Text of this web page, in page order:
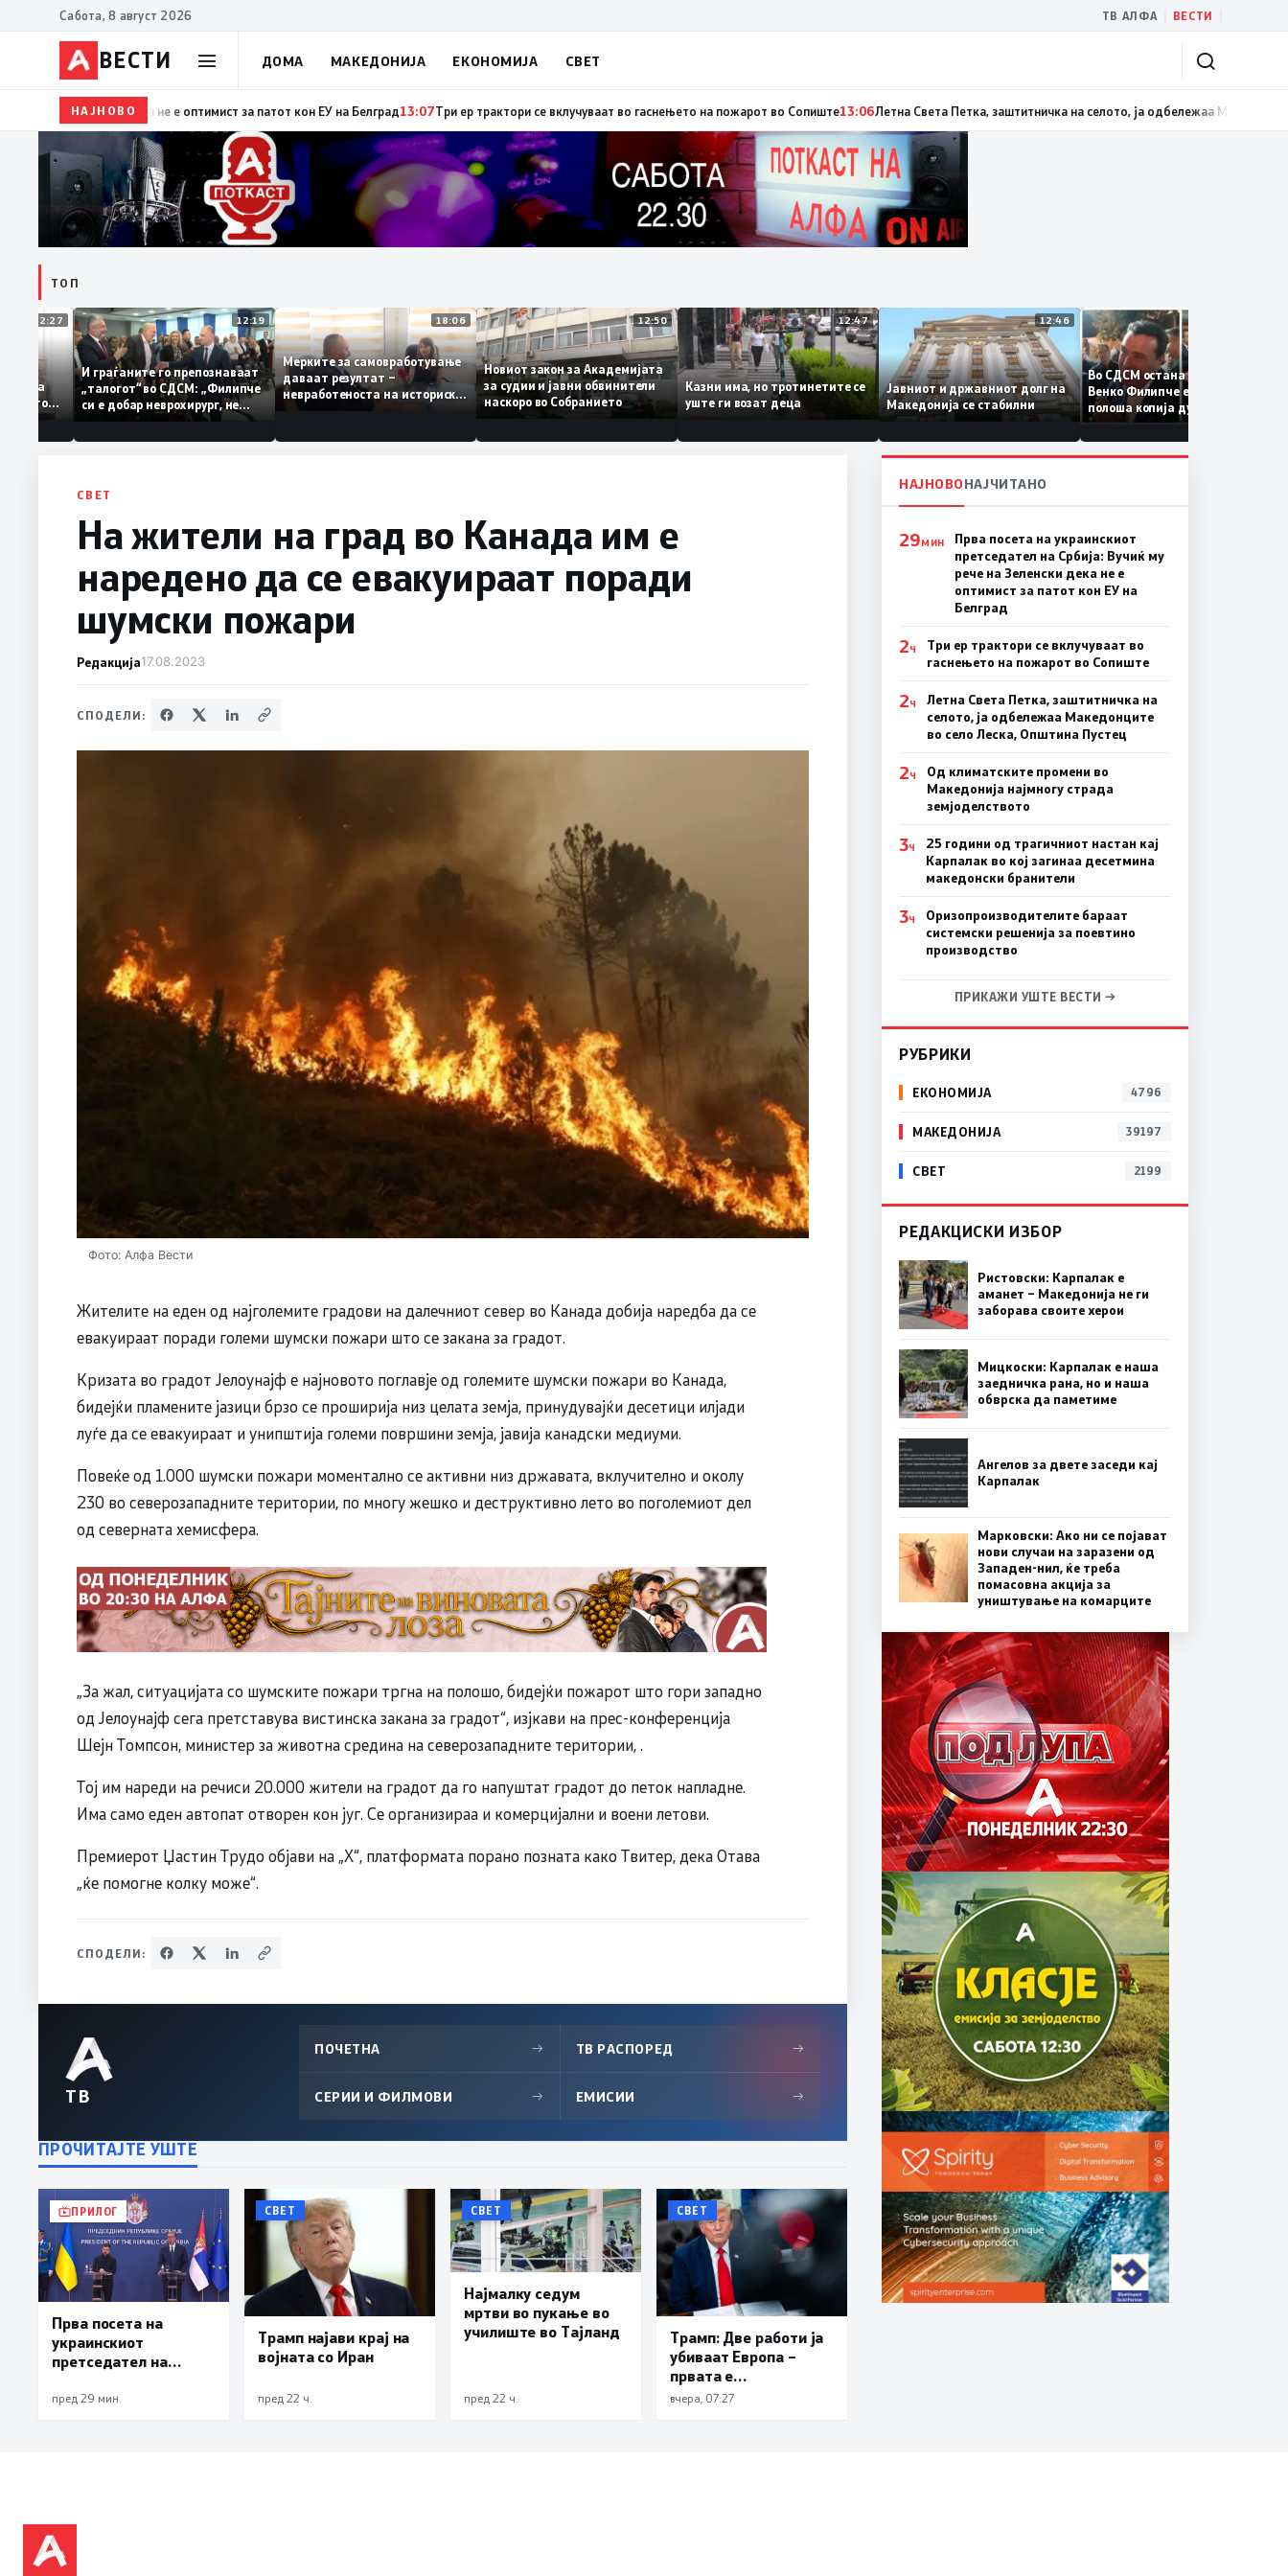
Сабота, 8 август 2026 ТВ АЛФА ВЕСТИ
ВЕСТИ ДОМА МАКЕДОНИЈА ЕКОНОМИЈА СВЕТ
НАЈНОВО15:29Прва посета на украинскиот претседател на Србија: Вучиќ му рече на Зеленски дека не е оптимист за патот кон ЕУ на Белград13:07Три ер трактори се вклучуваат во гаснењето на пожарот
ТОП
12:27
За
треба
12:19
И граѓаните го препознаваат
„талогот“ во СДСМ: „Филипче
си е добар неврохирург, не
треба се занимава со
18:06
Мерките за самовработување
даваат резултат –
невработеноста на историски
најниско ниво од 11,3%
12:50
Новиот закон за Академијата
за судии и јавни обвинители
наскоро во Собранието
12:47
Казни има, но тротинетите се
уште ги возат деца
12:46
Јавниот и државниот долг на
Македонија се стабилни
Во СДСМ остана само
Венко Филипче е само бледа
полоша копија дури и од
Заев
СВЕТ
На жители на град во Канада им е
наредено да се евакуираат поради
шумски пожари
Редакција17.08.2023
СПОДЕЛИ:
Фото: Алфа Вести
Жителите на еден од најголемите градови на далечниот север во Канада добија наредба да се
евакуираат поради големи шумски пожари што се закана за градот.
Кризата во градот Јелоунајф е најновото поглавје од големите шумски пожари во Канада,
бидејќи пламените јазици брзо се проширија низ целата земја, принудувајќи десетици илјади
луѓе да се евакуираат и унипштија големи површини земја, јавија канадски медиуми.
Повеќе од 1.000 шумски пожари моментално се активни низ државата, вклучително и околу
230 во северозападните територии, по многу жешко и деструктивно лето во поголемиот дел
од северната хемисфера.
„За жал, ситуацијата со шумските пожари тргна на полошо, бидејќи пожарот што гори западно
од Јелоунајф сега претставува вистинска закана за градот“, изјкави на прес-конференција
Шејн Томпсон, министер за животна средина на северозападните територии, .
Тој им нареди на речиси 20.000 жители на градот да го напуштат градот до петок напладне.
Има само еден автопат отворен кон југ. Се организираа и комерцијални и воени летови.
Премиерот Џастин Трудо објави на „X“, платформата порано позната како Твитер, дека Отава
„ќе помогне колку може“.
СПОДЕЛИ:
ТВ
ПОЧЕТНА → ТВ РАСПОРЕД →
СЕРИИ И ФИЛМОВИ → ЕМИСИИ →
ПРОЧИТАЈТЕ УШТЕ
ПРИЛОГ
Прва посета на
украинскиот
претседател на
на Зеленски дека не е
пред 29 мин.
СВЕТ
Трамп најави крај на
војната со Иран
пред 22 ч.
СВЕТ
Најмалку седум
мртви во пукање во
училиште во Тајланд
пред 22 ч.
СВЕТ
Трамп: Две работи ја
убиваат Европа –
првата е
имиграцијата,
вчера, 07:27
НАЈНОВОНАЈЧИТАНО
29МИН
Прва посета на украинскиот
претседател на Србија: Вучиќ му
рече на Зеленски дека не е
оптимист за патот кон ЕУ на
Белград
2Ч
Три ер трактори се вклучуваат во
гаснењето на пожарот во Сопиште
2Ч
Летна Света Петка, заштитничка на
селото, ја одбележаа Македонците
во село Леска, Општина Пустец
2Ч
Од климатските промени во
Македонија најмногу страда
земјоделството
3Ч
25 години од трагичниот настан кај
Карпалак во кој загинаа десетмина
македонски бранители
3Ч
Оризопроизводителите бараат
системски решенија за поевтино
производство
ПРИКАЖИ УШТЕ ВЕСТИ →
РУБРИКИ
ЕКОНОМИЈА 4796
МАКЕДОНИЈА 39197
СВЕТ 2199
РЕДАКЦИСКИ ИЗБОР
Ристовски: Карпалак е
аманет – Македонија не ги
заборава своите херои
Мицкоски: Карпалак е наша
заедничка рана, но и наша
обврска да паметиме
Ангелов за двете заседи кај
Карпалак
Марковски: Ако ни се појават
нови случаи на заразени од
Западен-нил, ќе треба
помасовна акција за
уништување на комарците